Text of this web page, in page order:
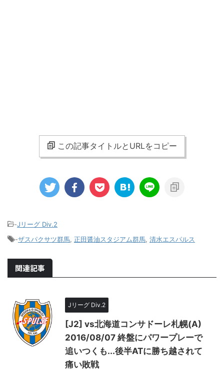
この記事タイトルとURLをコピー
-Jリーグ Div.2
-ザスパクサツ群馬 正田醤油スタジアム群馬 清水エスパルス
関連記事
Jリーグ Div.2
[J2] vs北海道コンサドーレ札幌(A)
2016/08/07 終盤にパワープレーで
追いつくも...後半ATに勝ち越されて
痛い敗戦